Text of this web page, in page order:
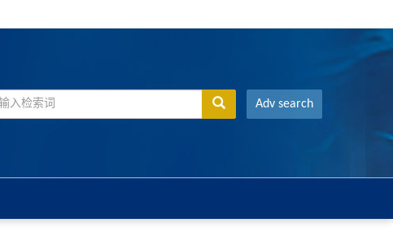
Adv search